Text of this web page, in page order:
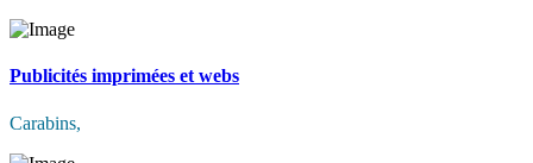
Publicités imprimées et webs
Carabins,